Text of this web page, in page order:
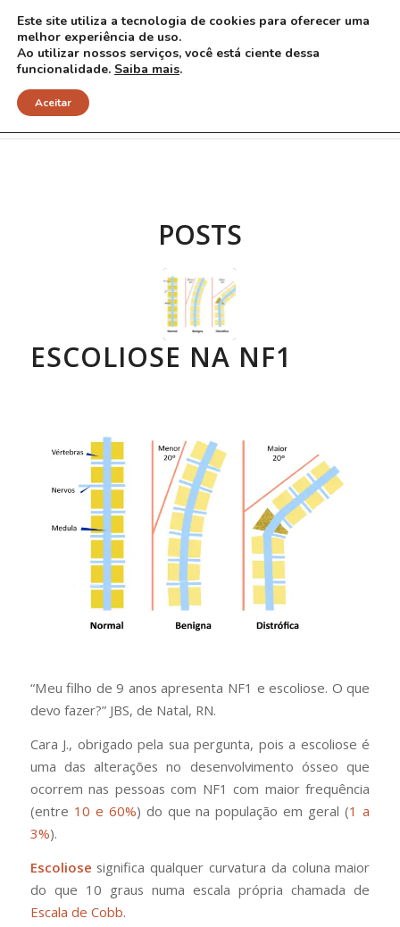
Arquivo para Tag: escoliose
POSTS
ESCOLIOSE NA NF1
“Meu filho de 9 anos apresenta NF1 e escoliose. O que
devo fazer?” JBS, de Natal, RN.
Cara J., obrigado pela sua pergunta, pois a escoliose é
uma das alterações no desenvolvimento ósseo que
ocorrem nas pessoas com NF1 com maior frequência
(entre 10 e 60%) do que na população em geral (1 a
3%).
Escoliose significa qualquer curvatura da coluna maior
do que 10 graus numa escala própria chamada de
Escala de Cobb.
Este site utiliza a tecnologia de cookies para oferecer uma
melhor experiência de uso.
Ao utilizar nossos serviços, você está ciente dessa
funcionalidade. Saiba mais.
Aceitar